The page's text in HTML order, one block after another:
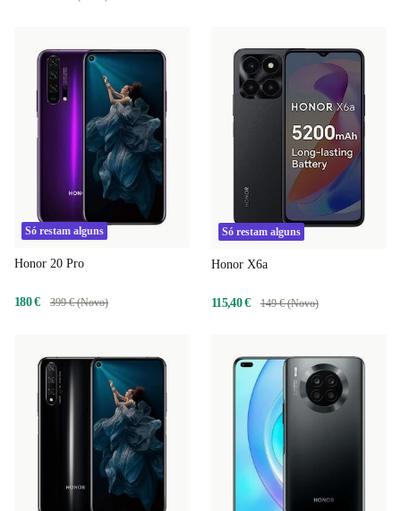
Só restam alguns
Honor 20 Pro
180 € 399 € (Novo)
Só restam alguns
Honor X6a
115,40 € 149 € (Novo)